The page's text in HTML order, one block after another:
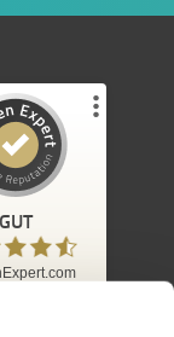
GUT
zu
97
%
auf